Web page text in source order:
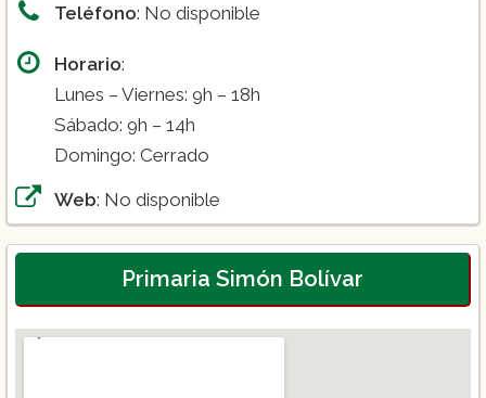
Teléfono: No disponible
Horario:
Lunes – Viernes: 9h – 18h
Sábado: 9h – 14h
Domingo: Cerrado
Web: No disponible
Primaria Simón Bolívar